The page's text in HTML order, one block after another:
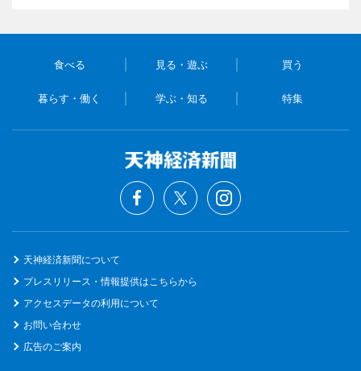
食べる 見る・遊ぶ 買う
暮らす・働く 学ぶ・知る 特集
天神経済新聞について
プレスリリース・情報提供はこちらから
アクセスデータの利用について
お問い合わせ
広告のご案内